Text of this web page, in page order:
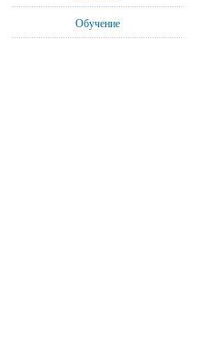
Обучение